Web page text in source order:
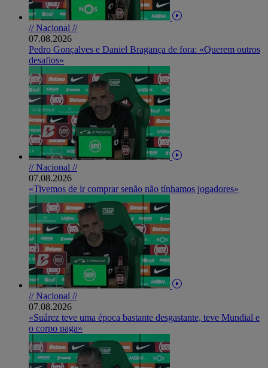
// Nacional //
07.08.2026
Pedro Gonçalves e Daniel Bragança de fora: «Querem outros
desafios»
// Nacional //
07.08.2026
«Tivemos de ir comprar senão não tínhamos jogadores»
// Nacional //
07.08.2026
«Suárez teve uma época bastante desgastante, teve Mundial e
o corpo paga»